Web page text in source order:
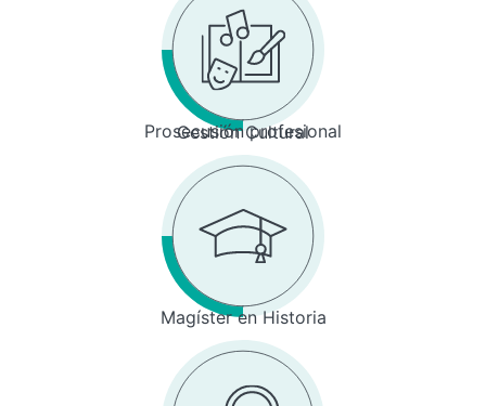
Prosecusión profesional
Gestión Cultural
Magíster en Historia